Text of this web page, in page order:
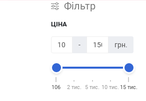
Фільтр
ЦІНА
- грн.
106 2 тис. 5 тис. 10 тис. 15 тис.